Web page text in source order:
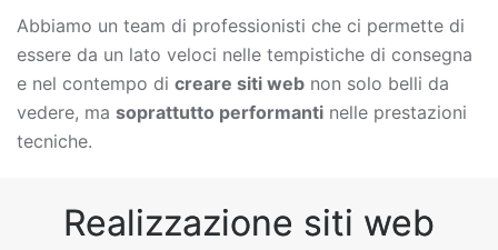
Abbiamo un team di professionisti che ci permette di
essere da un lato veloci nelle tempistiche di consegna
e nel contempo di creare siti web non solo belli da
vedere, ma soprattutto performanti nelle prestazioni
tecniche.
Realizzazione siti web